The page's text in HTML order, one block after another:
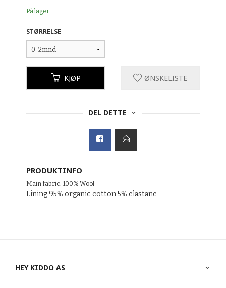
På lager
STØRRELSE
KJØP ØNSKELISTE
DEL DETTE
PRODUKTINFO
Main fabric: 100% Wool
Lining 95% organic cotton 5% elastane
HEY KIDDO AS